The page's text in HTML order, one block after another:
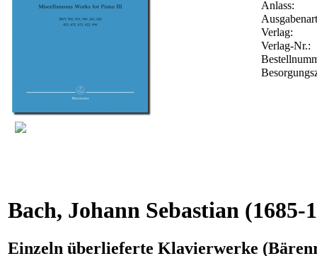
Anlass:
Verlag:
Verlag-Nr.:
Bach, Johann Sebastian (1685-
Einzeln überlieferte Klavierwerke